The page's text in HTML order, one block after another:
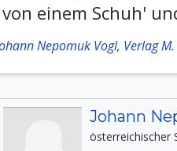
einem Schuh'
Nepomuk Vogl, Verlag
Johann
österreichischer